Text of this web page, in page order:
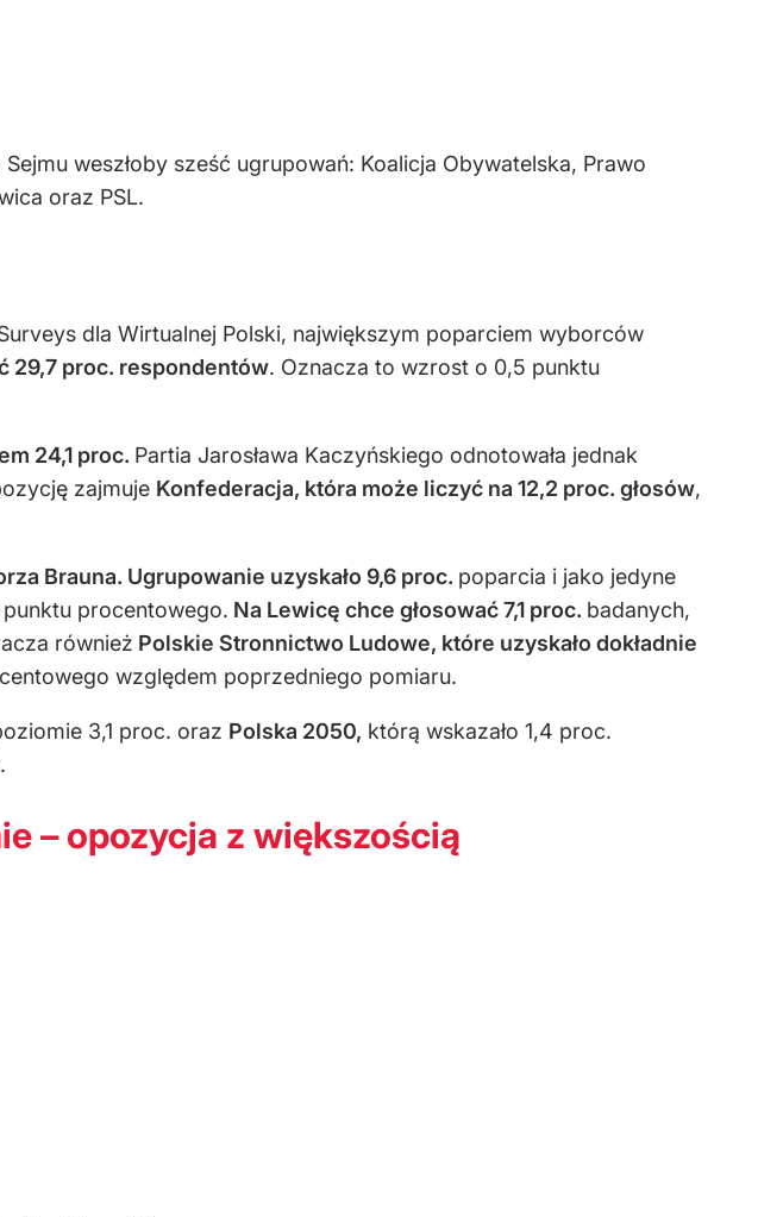
weszłoby sześć ugrupowań: Koalicja Obywatelska, Prawo
oraz PSL.
dla Wirtualnej Polski, największym poparciem wyborców
29,7 proc. respondentów. Oznacza to wzrost o 0,5 punktu
24,1 proc. Partia Jarosława Kaczyńskiego odnotowała jednak
zajmuje Konfederacja, która może liczyć na 12,2 proc. głosów,
Brauna. Ugrupowanie uzyskało 9,6 proc. poparcia i jako jedyne
procentowego. Na Lewicę chce głosować 7,1 proc. badanych,
również Polskie Stronnictwo Ludowe, które uzyskało dokładnie
względem poprzedniego pomiaru.
3,1 proc. oraz Polska 2050, którą wskazało 1,4 proc.
– opozycja z większością